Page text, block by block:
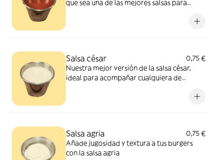
que sea una de las mejores salsas para
Salsa césar
0,75 €
Nuestra mejor versión de la salsa césar,
ideal para acompañar cualquiera de
Salsa agria
0,75 €
Añade jugosidad y textura a tus burgers
con la salsa agria